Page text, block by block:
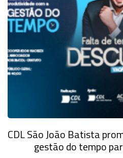
CDL São João Batista
gestão do tempo